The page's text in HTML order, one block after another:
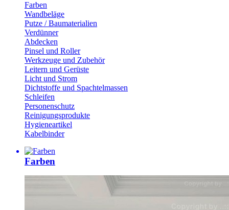
Farben
Wandbeläge
Putze / Baumaterialien
Verdünner
Abdecken
Pinsel und Roller
Werkzeuge und Zubehör
Leitern und Gerüste
Licht und Strom
Dichtstoffe und Spachtelmassen
Schleifen
Personenschutz
Reinigungsprodukte
Hygieneartikel
Kabelbinder
Farben